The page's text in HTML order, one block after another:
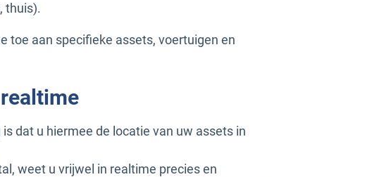
thuis).
toe aan specifieke assets, voertuigen en
dat u hiermee de locatie van uw assets in
weet u vrijwel in realtime precies en